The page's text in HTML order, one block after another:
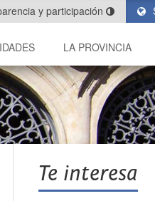
y participación
LA PROVINCIA
Te interesa